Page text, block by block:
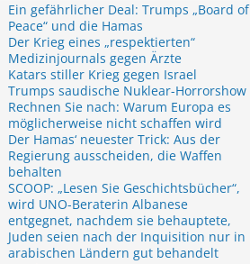
Ein gefährlicher Deal: Trumps „Board of
Peace“ und die Hamas
Der Krieg eines „respektierten“
Medizinjournals gegen Ärzte
Katars stiller Krieg gegen Israel
Trumps saudische Nuklear-Horrorshow
Rechnen Sie nach: Warum Europa es
möglicherweise nicht schaffen wird
Der Hamas‘ neuester Trick: Aus der
Regierung ausscheiden, die Waffen
behalten
SCOOP: „Lesen Sie Geschichtsbücher“,
wird UNO-Beraterin Albanese
entgegnet, nachdem sie behauptete,
Juden seien nach der Inquisition nur in
arabischen Ländern gut behandelt